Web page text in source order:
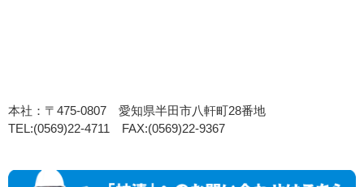
本社：〒475-0807 愛知県半田市八軒町28番地
TEL:(0569)22-4711 FAX:(0569)22-9367